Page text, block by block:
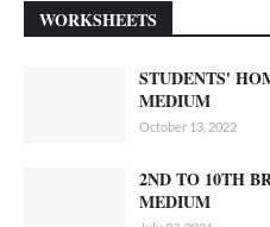
WORKSHEETS
STUDENTS'
MEDIUM
October 13, 2022
2ND TO 10TH
MEDIUM